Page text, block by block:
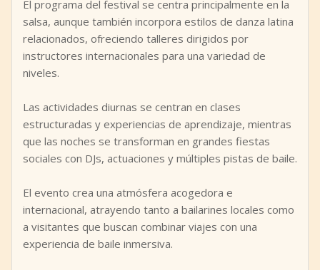
El programa del festival se centra principalmente en la
salsa, aunque también incorpora estilos de danza latina
relacionados, ofreciendo talleres dirigidos por
instructores internacionales para una variedad de
niveles.
Las actividades diurnas se centran en clases
estructuradas y experiencias de aprendizaje, mientras
que las noches se transforman en grandes fiestas
sociales con DJs, actuaciones y múltiples pistas de baile.
El evento crea una atmósfera acogedora e
internacional, atrayendo tanto a bailarines locales como
a visitantes que buscan combinar viajes con una
experiencia de baile inmersiva.